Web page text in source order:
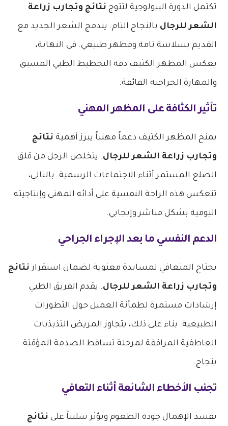
تكتمل الدورة البيولوجية لتتوج نتائج وتجارب زراعة
الشعر للرجال بالنجاح التام. يندمج الشعر الجديد مع
القديم بسلاسة تامة ومظهر طبيعي. في النهاية،
يعكس المظهر الكثيف دقة التخطيط الطبي المسبق
والمهارة الجراحية الفائقة.
تأثير الكثافة على المظهر المهني
يمنح المظهر الكثيف دعماً مهنياً يبرز أهمية نتائج
وتجارب زراعة الشعر للرجال. يتخلص الرجل من قلق
الصلع المستمر أثناء الاجتماعات الرسمية. بالتالي،
تنعكس هذه الراحة النفسية على أدائه المهني وإنتاجيته
اليومية بشكل مباشر وإيجابي.
الدعم النفسي ما بعد الإجراء الجراحي
يحتاج المتعافي لمساندة معنوية لضمان استقرارنتائج
وتجارب زراعة الشعر للرجال. يقدم الفريق الطبي
إرشادات مستمرة لطمأنة العميل حول التطورات
الطبيعية. بناء على ذلك، يتجاوز المريض التذبذبات
العاطفية المرافقة لمرحلة تساقط الصدمة المؤقتة
بنجاح.
تجنب الأخطاء الشائعة أثناء التعافي
يفسد الإهمال جودة الطعوم ويؤثر سلبياً على نتائج